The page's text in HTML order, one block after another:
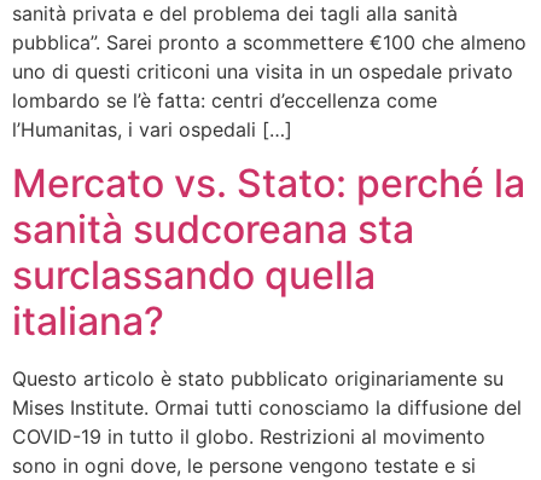
sanità privata e del problema dei tagli alla sanità
pubblica”. Sarei pronto a scommettere €100 che almeno
uno di questi criticoni una visita in un ospedale privato
lombardo se l’è fatta: centri d’eccellenza come
l’Humanitas, i vari ospedali […]
Mercato vs. Stato: perché la
sanità sudcoreana sta
surclassando quella
italiana?
Questo articolo è stato pubblicato originariamente su
Mises Institute. Ormai tutti conosciamo la diffusione del
COVID-19 in tutto il globo. Restrizioni al movimento
sono in ogni dove, le persone vengono testate e si